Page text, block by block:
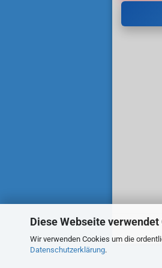
Diese Webseite
Wir verwenden Cookies um die
Datenschutzerklärung.